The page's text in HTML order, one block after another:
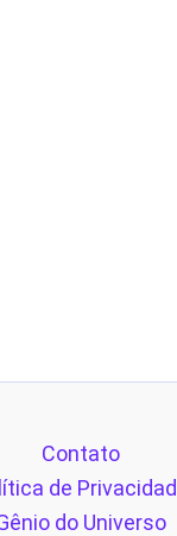
Contato
de
do Universo